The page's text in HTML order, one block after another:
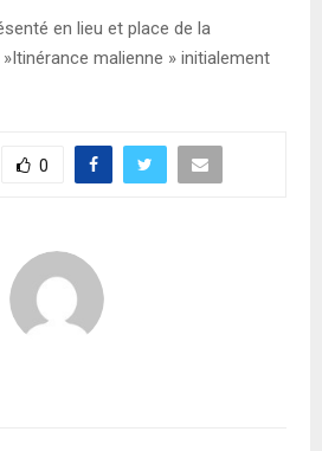
en lieu et place de la
malienne » initialement
0